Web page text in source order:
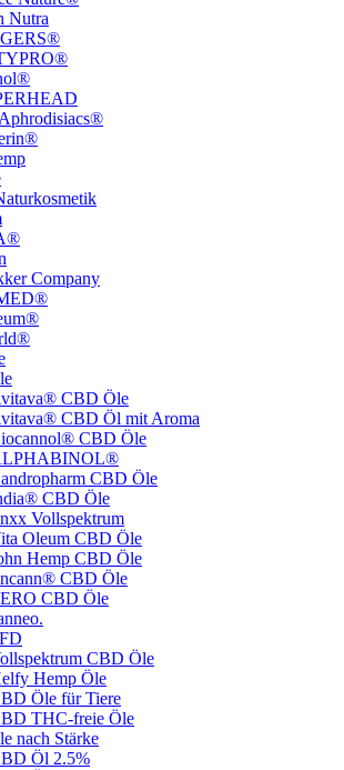
Nutra
Company
CBD Öle
CBD Öl mit Aroma
CBD Öle
CBD Öle
CBD Öle
Vollspektrum
Oleum CBD Öle
Hemp CBD Öle
CBD Öle
CBD Öle
CBD Öle
Hemp Öle
Öle für Tiere
THC-freie Öle
nach Stärke
Öl 2.5%